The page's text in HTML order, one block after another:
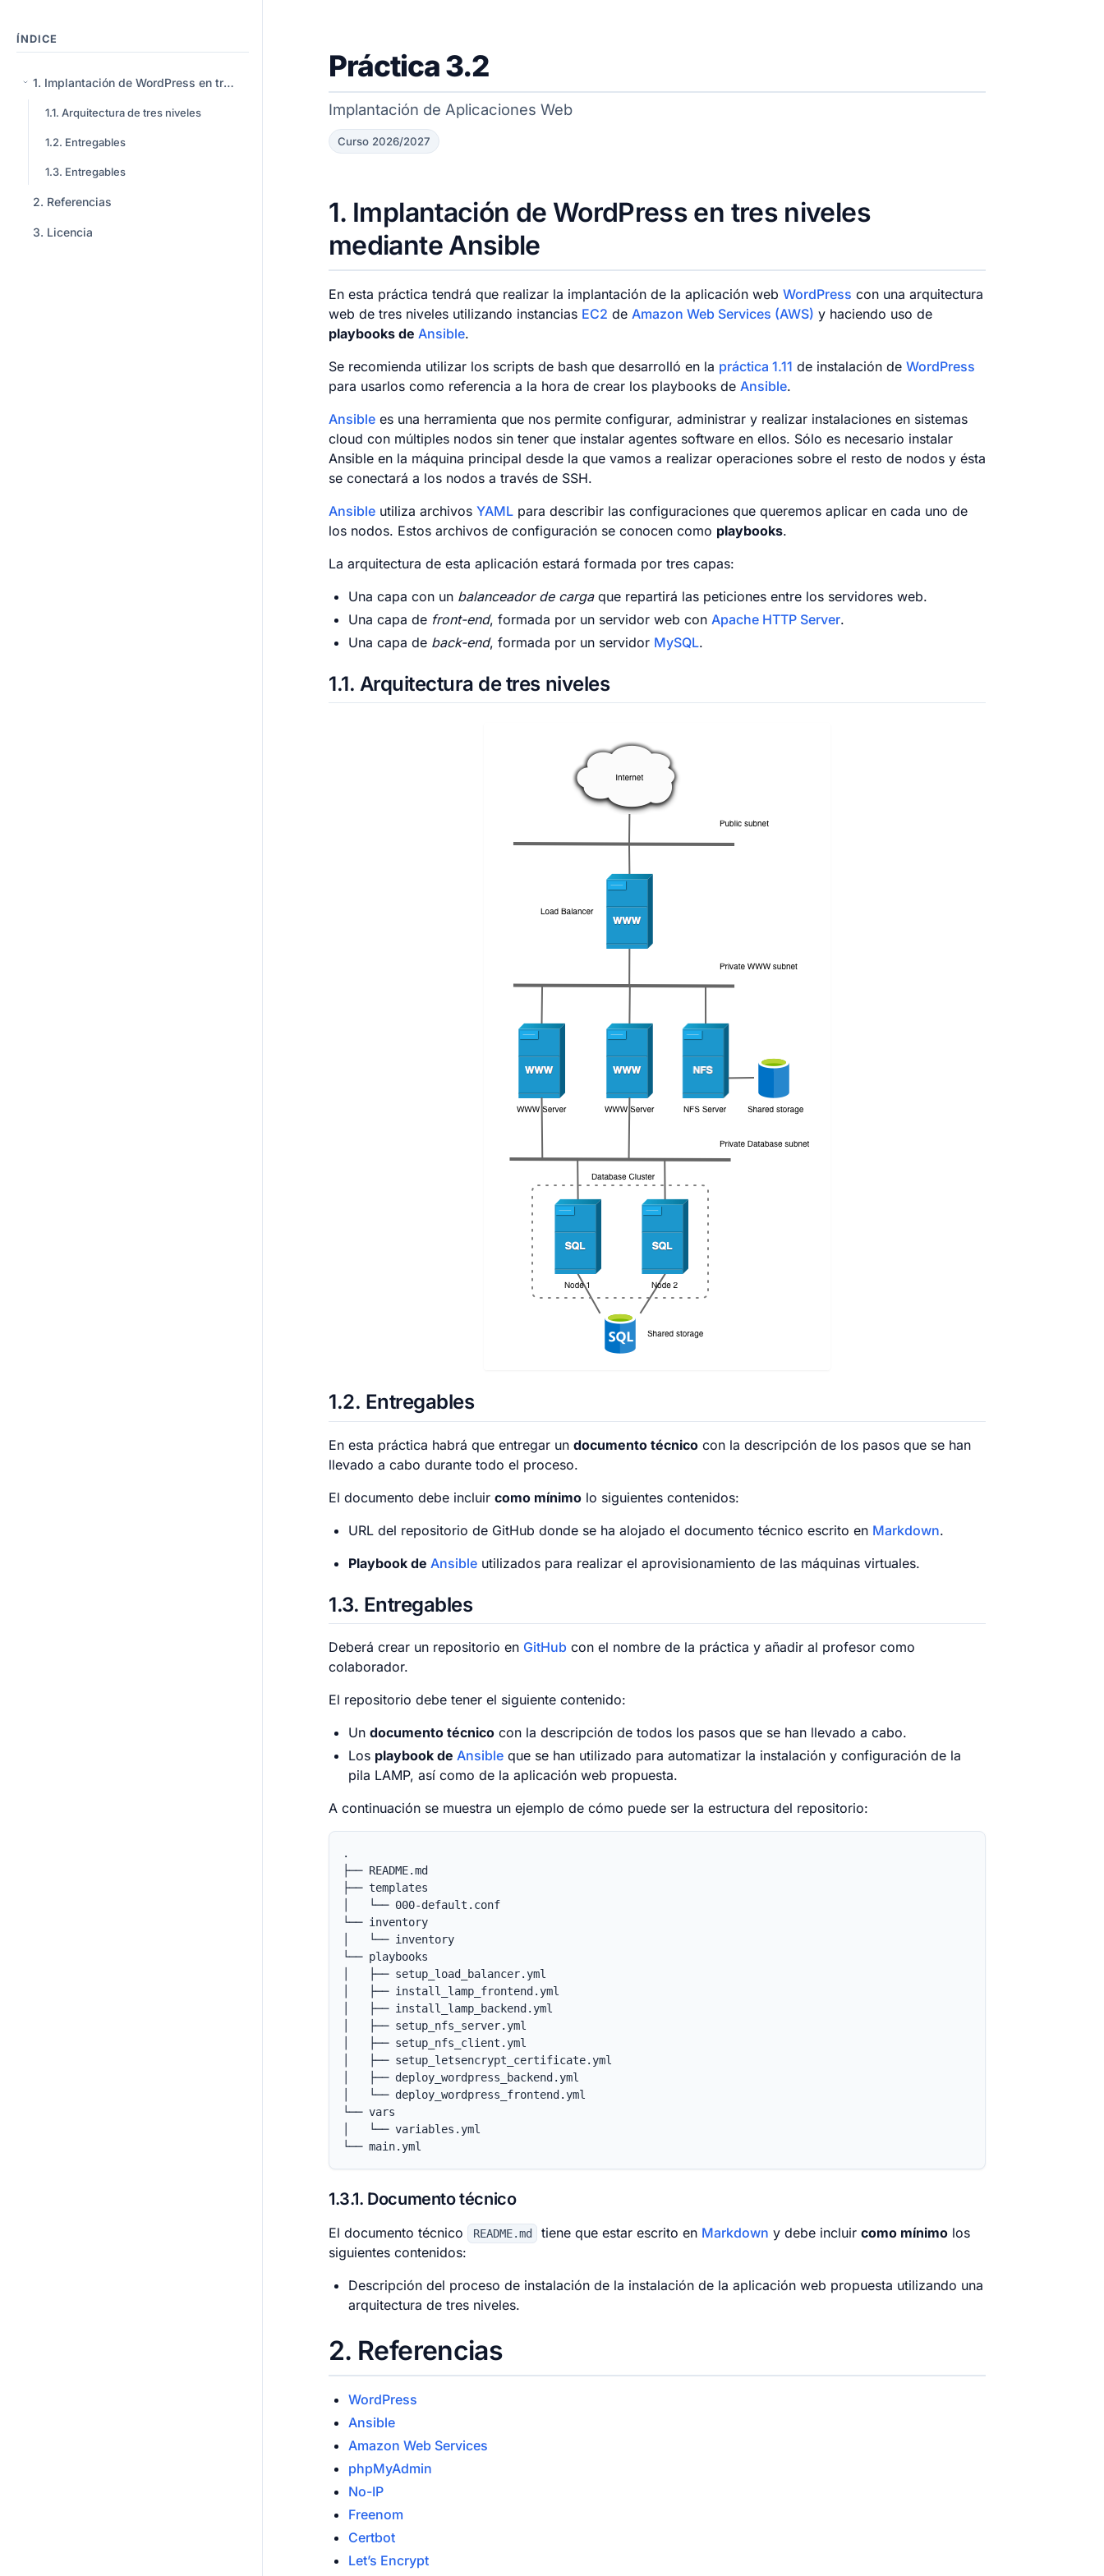
ÍNDICE
1 Implantación de WordPress en tres niveles mediante Ansible
1.1 Arquitectura de tres niveles
1.2 Entregables
1.3 Entregables
2 Referencias
3 Licencia
Práctica 3.2
Implantación de Aplicaciones Web
Curso 2026/2027
1 Implantación de WordPress en tres niveles
mediante Ansible
En esta práctica tendrá que realizar la implantación de la aplicación web WordPress con una arquitectura
web de tres niveles utilizando instancias EC2 de Amazon Web Services (AWS) y haciendo uso de
playbooks de Ansible.
Se recomienda utilizar los scripts de bash que desarrolló en la práctica 1.11 de instalación de WordPress
para usarlos como referencia a la hora de crear los playbooks de Ansible.
Ansible es una herramienta que nos permite configurar, administrar y realizar instalaciones en sistemas
cloud con múltiples nodos sin tener que instalar agentes software en ellos. Sólo es necesario instalar
Ansible en la máquina principal desde la que vamos a realizar operaciones sobre el resto de nodos y ésta
se conectará a los nodos a través de SSH.
Ansible utiliza archivos YAML para describir las configuraciones que queremos aplicar en cada uno de
los nodos. Estos archivos de configuración se conocen como playbooks.
La arquitectura de esta aplicación estará formada por tres capas:
Una capa con un balanceador de cargaque repartirá las peticiones entre los servidores web.
Una capa de front-end, formada por un servidor web con Apache HTTP Server.
Una capa de back-end, formada por un servidor MySQL.
1.1 Arquitectura de tres niveles
1.2 Entregables
En esta práctica habrá que entregar un documento técnico con la descripción de los pasos que se han
llevado a cabo durante todo el proceso.
El documento debe incluir como mínimo lo siguientes contenidos:
URL del repositorio de GitHub donde se ha alojado el documento técnico escrito en Markdown.
Playbook de Ansible utilizados para realizar el aprovisionamiento de las máquinas virtuales.
1.3 Entregables
Deberá crear un repositorio en GitHub con el nombre de la práctica y añadir al profesor como
colaborador.
El repositorio debe tener el siguiente contenido:
Un documento técnico con la descripción de todos los pasos que se han llevado a cabo.
Los playbook de Ansible que se han utilizado para automatizar la instalación y configuración de la
pila LAMP, así como de la aplicación web propuesta.
A continuación se muestra un ejemplo de cómo puede ser la estructura del repositorio:
.
├── README.md
├── templates
│   └── 000-default.conf
└── inventory
│   └── inventory
└── playbooks
│   ├── setup_load_balancer.yml
│   ├── install_lamp_frontend.yml
│   ├── install_lamp_backend.yml
│   ├── setup_nfs_server.yml
│   ├── setup_nfs_client.yml
│   ├── setup_letsencrypt_certificate.yml
│   ├── deploy_wordpress_backend.yml
│   └── deploy_wordpress_frontend.yml
└── vars
│   └── variables.yml
└── main.yml
1.3.1 Documento técnico
El documento técnico README.md tiene que estar escrito en Markdown y debe incluircomo mínimo los
siguientes contenidos:
Descripción del proceso de instalación de la instalación de la aplicación web propuesta utilizando una
arquitectura de tres niveles.
2 Referencias
WordPress
Ansible
Amazon Web Services
phpMyAdmin
No-IP
Freenom
Certbot
Let’s Encrypt